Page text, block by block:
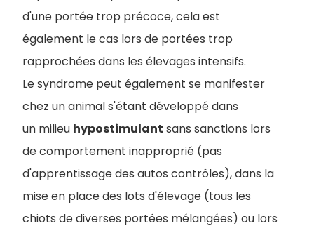
d'une portée trop précoce, cela est
également le cas lors de portées trop
rapprochées dans les élevages intensifs.
Le syndrome peut également se manifester
chez un animal s'étant développé dans
un milieu hypostimulant sans sanctions lors
de comportement inapproprié (pas
d'apprentissage des autos contrôles), dans la
mise en place des lots d'élevage (tous les
chiots de diverses portées mélangées) ou lors